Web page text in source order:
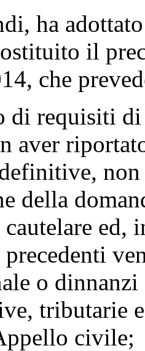
ha
il
che
di requisiti
aver
non
della
cautelare
precedenti
o
tributarie
civile;